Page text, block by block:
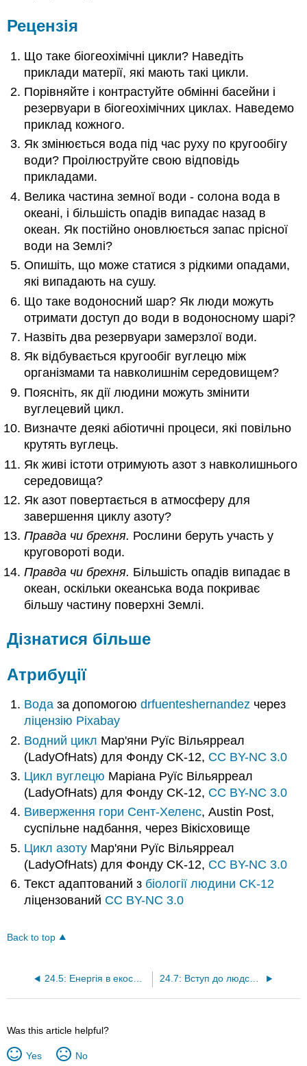
Рецензія
Що таке біогеохімічні цикли? Наведіть
приклади матерії, які мають такі цикли.
Порівняйте і контрастуйте обмінні басейни і
резервуари в біогеохімічних циклах. Наведемо
приклад кожного.
Як змінюється вода під час руху по кругообігу
води? Проілюструйте свою відповідь
прикладами.
Велика частина земної води - солона вода в
океані, і більшість опадів випадає назад в
океан. Як постійно оновлюється запас прісної
води на Землі?
Опишіть, що може статися з рідкими опадами,
які випадають на сушу.
Що таке водоносний шар? Як люди можуть
отримати доступ до води в водоносному шарі?
Назвіть два резервуари замерзлої води.
Як відбувається кругообіг вуглецю між
організмами та навколишнім середовищем?
Поясніть, як дії людини можуть змінити
вуглецевий цикл.
Визначте деякі абіотичні процеси, які повільно
крутять вуглець.
Як живі істоти отримують азот з навколишнього
середовища?
Як азот повертається в атмосферу для
завершення циклу азоту?
Правда чи брехня. Рослини беруть участь у
круговороті води.
Правда чи брехня. Більшість опадів випадає в
океан, оскільки океанська вода покриває
більшу частину поверхні Землі.
Дізнатися більше
Атрибуції
Вода за допомогоюdrfuenteshernandez через
ліцензію Pixabay
Водний цикл Мар'яни Руїс Вільярреал
(LadyOfHats) для Фонду CK-12, CC BY-NC 3.0
Цикл вуглецю Маріана Руїс Вільярреал
(LadyOfHats) для Фонду CK-12, CC BY-NC 3.0
Виверження гори Сент-Хеленс, Austin Post,
суспільне надбання, через Вікісховище
Цикл азоту Мар'яни Руїс Вільярреал
(LadyOfHats) для Фонду CK-12, CC BY-NC 3.0
Текст адаптований з біології людини CK-12
ліцензований CC BY-NC 3.0
Back to top
24.5: Енергія в екосистемах 24.7: Вступ до людських популяцій
Was this article helpful?
Yes No